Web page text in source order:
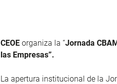
CEOE organiza la “Jornada
las Empresas”.
La apertura institucional de la